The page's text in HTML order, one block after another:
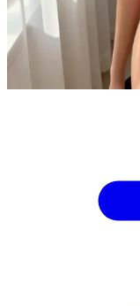
エイミーは自分の部
んでいます。ユー
アドバイスをしたり